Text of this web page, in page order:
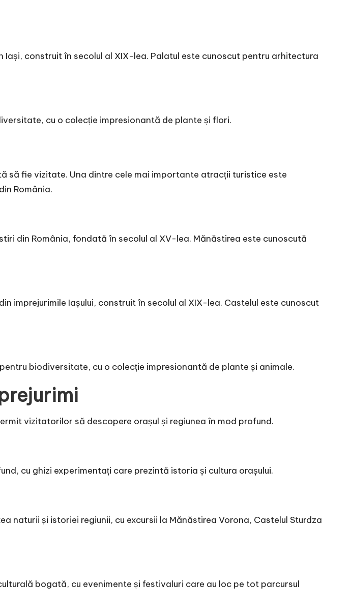
construit în secolul al XIX-lea. Palatul este cunoscut pentru arhitectura
cu o colecție impresionantă de plante și flori.
să fie vizitate. Una dintre cele mai importante atracții turistice este
România.
din România, fondată în secolul al XV-lea. Mănăstirea este cunoscută
imprejurimile Iașului, construit în secolul al XIX-lea. Castelul este cunoscut
biodiversitate, cu o colecție impresionantă de plante și animale.
vizitatorilor să descopere orașul și regiunea în mod profund.
cu ghizi experimentați care prezintă istoria și cultura orașului.
naturii și istoriei regiunii, cu excursii la Mănăstirea Vorona, Castelul Sturdza
bogată, cu evenimente și festivaluri care au loc pe tot parcursul